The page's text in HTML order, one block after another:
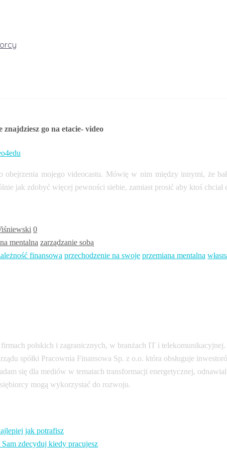
znajdziesz go na etacie- video
obejrzenia mojego videocastu. Mówię w nim między innymi, że
jak zdobyć więcej pewności siebie, zamiast prosić aby ktoś chciał
0
mentalna zarządzanie sobą
finansowa przechodzenie na swoje przemiana mentalna
firmach polskich i zagranicznych, w branżach IT i
spółki Pracownia Finansowa Sp. z o.o. która obsługuje
się dla mediów w tematach transformacji energetycznej,
mogą wykorzystać do rozwoju.
jak potrafisz
zdecyduj kiedy pracujesz